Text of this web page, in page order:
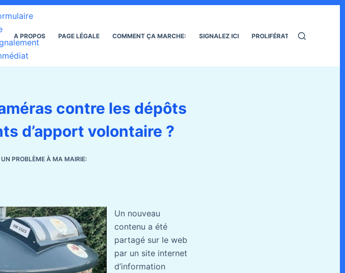
A PROPOS PAGE LÉGALE COMMENT ÇA MARCHE: SIGNALEZ ICI PROLIFÉRATION DES RATS
contre les dépôts
d’apport volontaire ?
PROBLÈME À MA MAIRIE:
Un nouveau
contenu a été
partagé sur le web
par un site internet
d’information